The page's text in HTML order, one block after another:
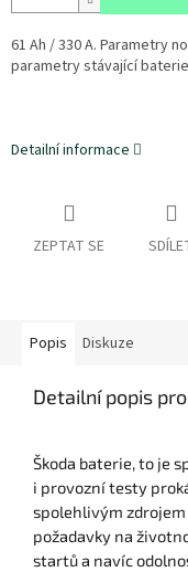
61 Ah / 330 A. Parametry
parametry stávající
Detailní informace
ZEPTAT SE
Popis Diskuze
Detailní popis
Škoda baterie, to je
i provozní testy
spolehlivým
požadavky na
startů a navíc